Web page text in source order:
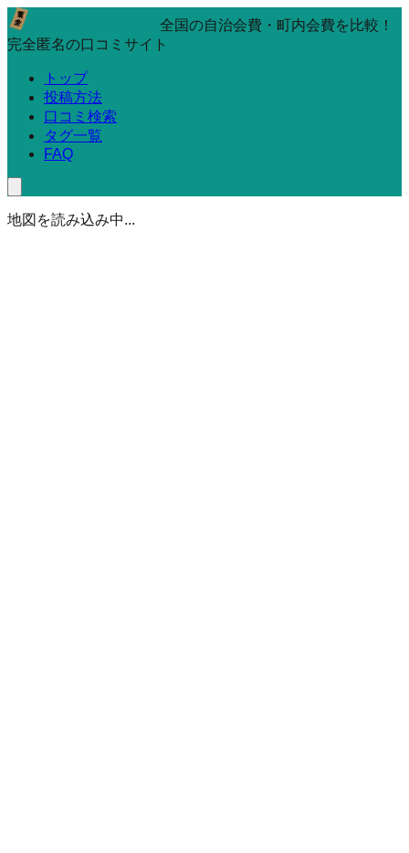
全国の自治会費・町内会費を比較！
完全匿名の口コミサイト
トップ
投稿方法
口コミ検索
タグ一覧
FAQ
地図を読み込み中...